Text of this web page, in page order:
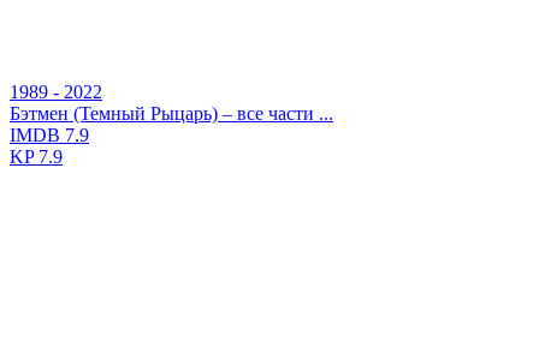
1989 - 2022
Бэтмен (Темный Рыцарь) – все части ...
IMDB 7.9
KP7.9